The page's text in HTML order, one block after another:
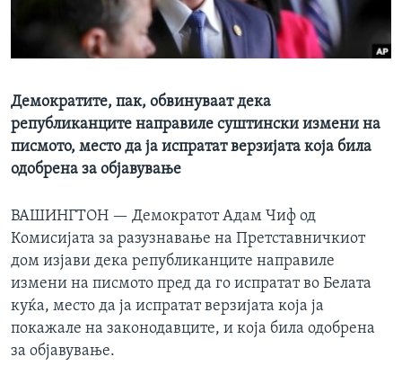
Демократите, пак, обвинуваат дека
републиканците направиле суштински измени на
писмото, место да ја испратат верзијата која била
одобрена за објавување
ВАШИНГТОН — Демократот Адам Чиф од
Комисијата за разузнавање на Претставничкиот
дом изјави дека републиканците направиле
измени на писмото пред да го испратат во Белата
куќа, место да ја испратат верзијата која ја
покажале на законодавците, и која била одобрена
за објавување.